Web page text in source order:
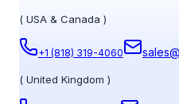
( USA & Canada )
+1 (818) 319-4060
( United Kingdom )